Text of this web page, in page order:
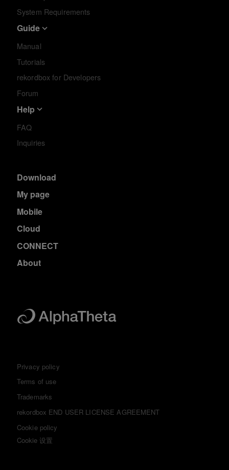
System Requirements
Guide
Manual
Tutorials
rekordbox for Developers
Forum
Help
FAQ
Inquiries
Download
My page
Mobile
Cloud
CONNECT
About
Privacy policy
Terms of use
Trademarks
rekordbox END USER LICENSE AGREEMENT
Cookie policy
Cookie 设置